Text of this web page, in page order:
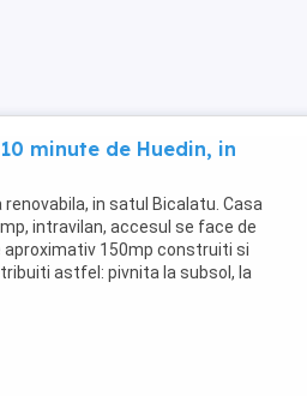
minute de Huedin, in
in satul Bicalatu. Casa
intravilan, accesul se face de
aproximativ 150mp construiti si
astfel: pivnita la subsol, la